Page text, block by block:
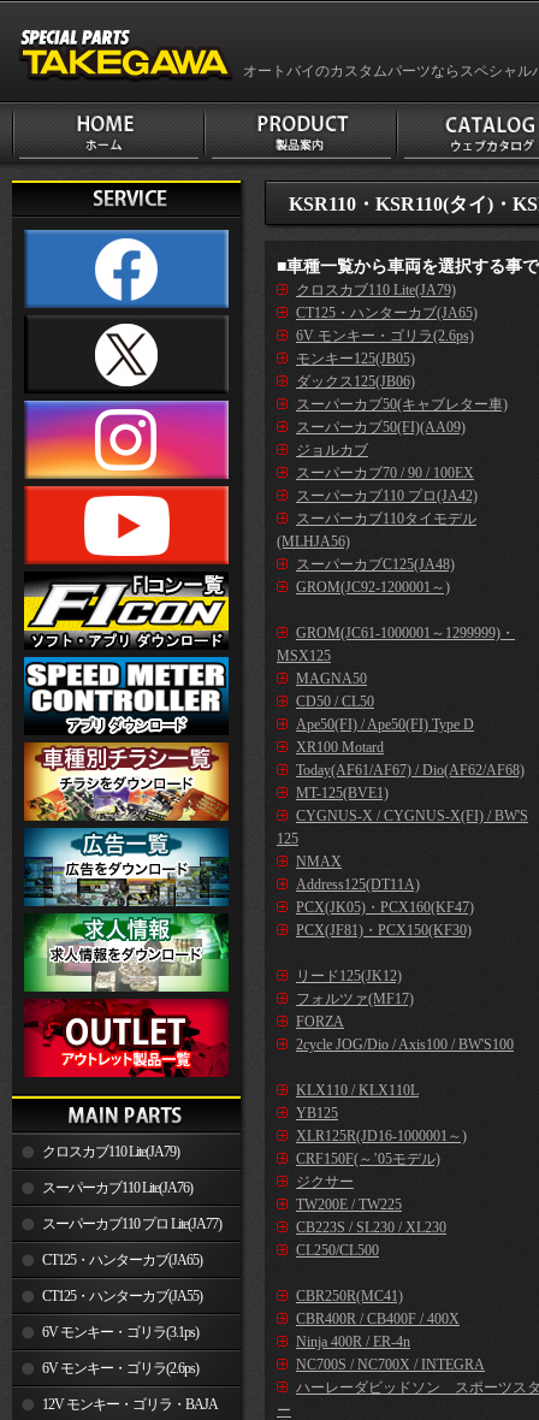
オートバイのカスタムパーツならスペシャル
クロスカブ110 Lite(JA79)
スーパーカブ110 Lite(JA76)
スーパーカブ110 プロ Lite(JA77)
CT125・ハンターカブ(JA65)
CT125・ハンターカブ(JA55)
6V モンキー・ゴリラ(3.1ps)
6V モンキー・ゴリラ(2.6ps)
12V モンキー・ゴリラ・BAJA
KSR110・KSR110(タイ)・
■車種一覧から車両を選択する事
クロスカブ110 Lite(JA79)
CT125・ハンターカブ(JA65)
6V モンキー・ゴリラ(2.6ps)
モンキー125(JB05)
ダックス125(JB06)
スーパーカブ50(キャブレター車)
スーパーカブ50(FI)(AA09)
ジョルカブ
スーパーカブ70 / 90 / 100EX
スーパーカブ110 プロ(JA42)
スーパーカブ110タイモデル
(MLHJA56)
スーパーカブC125(JA48)
GROM(JC92-1200001～)
GROM(JC61-1000001～1299999)・
MSX125
MAGNA50
CD50 / CL50
Ape50(FI) / Ape50(FI) Type D
XR100 Motard
Today(AF61/AF67) / Dio(AF62/AF68)
MT-125(BVE1)
CYGNUS-X / CYGNUS-X(FI) / BW'S
125
NMAX
Address125(DT11A)
PCX(JK05)・PCX160(KF47)
PCX(JF81)・PCX150(KF30)
リード125(JK12)
フォルツァ(MF17)
FORZA
2cycle JOG/Dio / Axis100 / BW'S100
KLX110 / KLX110L
YB125
XLR125R(JD16-1000001～)
CRF150F(～’05モデル)
ジクサー
TW200E / TW225
CB223S / SL230 / XL230
CL250/CL500
CBR250R(MC41)
CBR400R / CB400F / 400X
Ninja 400R / ER-4n
NC700S / NC700X / INTEGRA
ハーレーダビッドソン スポーツス
ー